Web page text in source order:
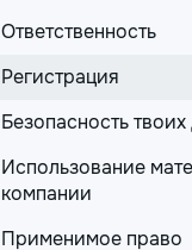
Ответственность
Регистрация
Безопасность
Использование
компании
Применимое право